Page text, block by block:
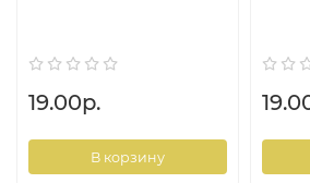
19.00р.
В корзину